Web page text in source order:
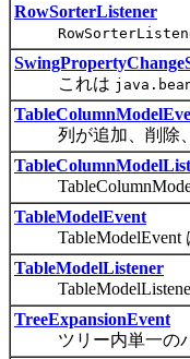
RowSorterListener
これは
列が追加、削除、
TableModelEvent
TableModelEvent
TableModelListener
TableModelListener
TreeExpansionEvent
ツリー内単一のパ